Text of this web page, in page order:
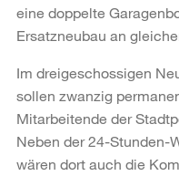
eine doppelte
Ersatzneubau an
Im dreigeschossigen
sollen zwanzig
Mitarbeitende der
Neben der 24-Stunden-
wären dort auch die